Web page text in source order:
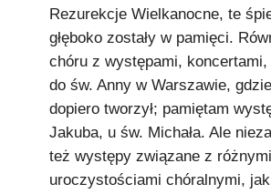
Rezurekcje Wielkanocne, te
głęboko zostały w pamięci.
chóru z występami, koncertami,
do św. Anny w Warszawie,
dopiero tworzył; pamiętam
Jakuba, u św. Michała. Ale
też występy związane z różnymi
uroczystościami chóralnymi,